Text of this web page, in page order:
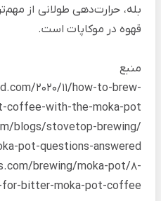
بله، حرارت‌دهی طولانی از
قهوه در موکاپات است.
منبع
2020/11/how-to-brew-
coffee-with-the-moka-pot/
blogs/stovetop-brewing/
pot-questions-answered
brewing/moka-pot/8-
bitter-moka-pot-coffee/